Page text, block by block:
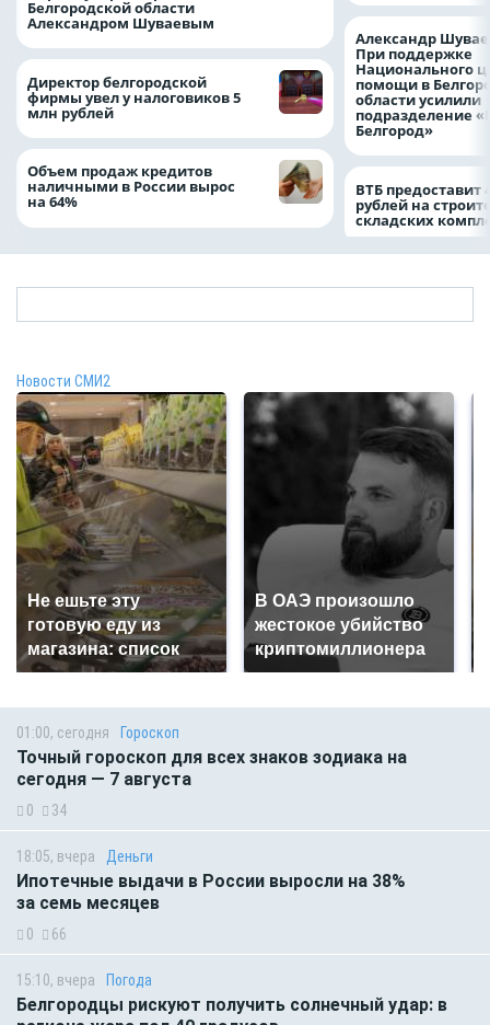
Белгородской области
Александром Шуваевым
Директор белгородской
фирмы увел у налоговиков 5
млн рублей
Объем продаж кредитов
наличными в России вырос
на 64%
Александр
При поддержке
Национального
помощи в
области усилили
подразделение
Белгород»
ВТБ предоставит
рублей на
складских
Новости СМИ2
Не ешьте эту
готовую еду из
магазина: список
В ОАЭ произошло
жестокое убийство
криптомиллионера
01:00, сегодня Гороскоп
Точный гороскоп для всех знаков зодиака на
сегодня — 7 августа
0 34
18:05, вчера Деньги
Ипотечные выдачи в России выросли на 38%
за семь месяцев
0 66
15:10, вчера Погода
Белгородцы рискуют получить солнечный удар: в